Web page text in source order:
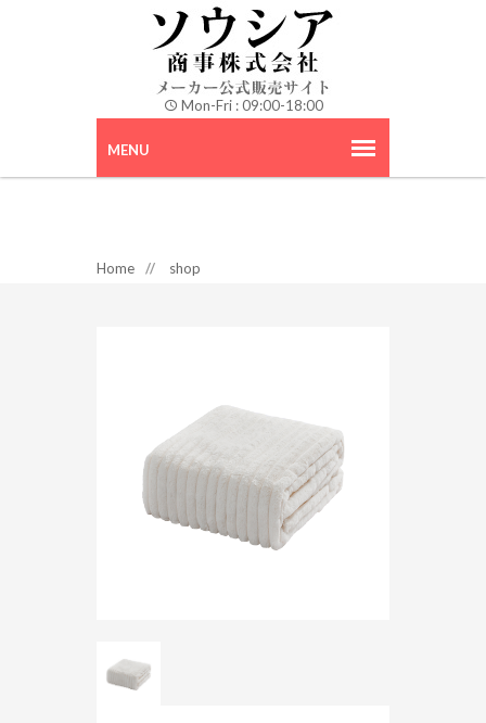
Mon-Fri : 09:00-18:00
Home // shop